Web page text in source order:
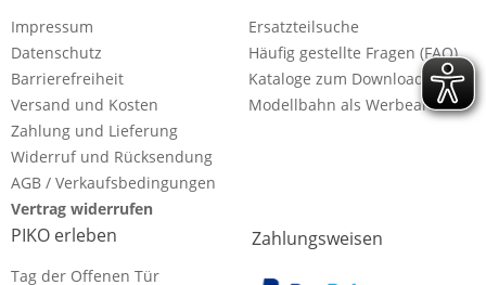
Impressum
Datenschutz
Barrierefreiheit
Versand und Kosten
Zahlung und Lieferung
Widerruf und Rücksendung
AGB / Verkaufsbedingungen
Vertrag widerrufen
Ersatzteilsuche
Häufig gestellte Fragen (FAQ)
Kataloge zum Download
Modellbahn als Werbeartikel
PIKO erleben
Tag der Offenen Tür
Zahlungsweisen